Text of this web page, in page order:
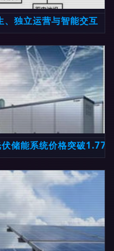
、独立运营与智能交互
储能系统价格突破1.77